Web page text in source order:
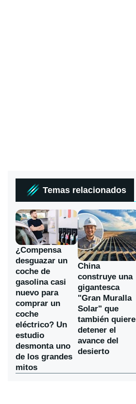
Temas relacionados
¿Compensa
desguazar un
coche de
gasolina casi
nuevo para
comprar un
coche
eléctrico? Un
estudio
desmonta uno
de los grandes
mitos
China
construye una
gigantesca
"Gran Muralla
Solar" que
también quiere
detener el
avance del
desierto